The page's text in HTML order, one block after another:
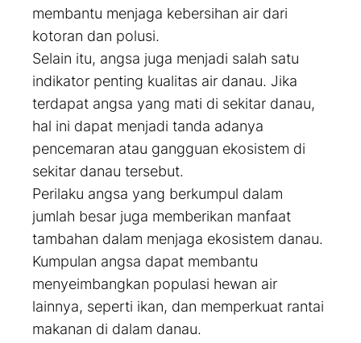
membantu menjaga kebersihan air dari
kotoran dan polusi.
Selain itu, angsa juga menjadi salah satu
indikator penting kualitas air danau. Jika
terdapat angsa yang mati di sekitar danau,
hal ini dapat menjadi tanda adanya
pencemaran atau gangguan ekosistem di
sekitar danau tersebut.
Perilaku angsa yang berkumpul dalam
jumlah besar juga memberikan manfaat
tambahan dalam menjaga ekosistem danau.
Kumpulan angsa dapat membantu
menyeimbangkan populasi hewan air
lainnya, seperti ikan, dan memperkuat rantai
makanan di dalam danau.